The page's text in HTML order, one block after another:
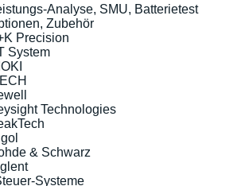
Analyse, SMU, Batterietest
Zubehör
Precision
System
Technologies
& Schwarz
Systeme